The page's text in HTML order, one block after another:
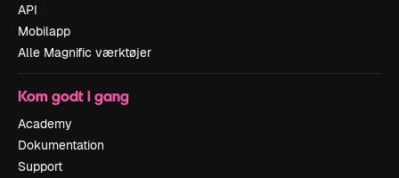
API
Mobilapp
Alle Magnific værktøjer
Kom godt i gang
Academy
Dokumentation
Support